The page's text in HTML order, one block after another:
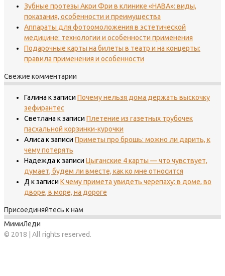
Зубные протезы Акри Фри в клинике «НАВА»: виды,
показания, особенности и преимущества
Аппараты для фотоомоложения в эстетической
медицине: технологии и особенности применения
Подарочные карты на билеты в театр и на концерты:
правила применения и особенности
Свежие комментарии
Галина к записи Почему нельзя дома держать выскочку
зефирантес
Светлана к записи Плетение из газетных трубочек
пасхальной корзинки-курочки
Алиса к записи Приметы про брошь: можно ли дарить, к
чему потерять
Надежда к записи Цыганские 4 карты — что чувствует,
думает, будем ли вместе, как ко мне относится
Д к записи К чему примета увидеть черепаху: в доме, во
дворе, в море, на дороге
Присоединяйтесь к нам
МимиЛеди
© 2018 | All rights reserved.